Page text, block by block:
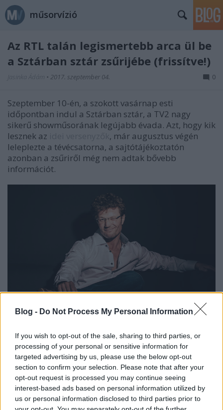
Blog - Do Not Process My Personal Information
If you wish to opt-out of the sale, sharing to third parties, or
processing of your personal or sensitive information for
targeted advertising by us, please use the below opt-out
section to confirm your selection. Please note that after your
opt-out request is processed you may continue seeing
interest-based ads based on personal information utilized by
us or personal information disclosed to third parties prior to
műsorvízió
Az RTL talán legismertebb arca ül be
a Sztárban sztár zsűrijébe (frissítve!)
• 2017. szeptember 04. 0
Szeptember 10-én, a szokott vasárnap esti
időpontban indul a Sztárban sztár, a TV2 nagy
sikerű showműsorának legújabb évada. Azt, hogy kik
lesznek az
, már augusztus végén
leleplezte a tévécsatorna, a sajtótájékoztatón
azonban a zsűriről még nem adtak bővebb
információt.
Ma azonban kiderült, hogy a korábban bejelentett
páros,
Liptai Claudia és Majoros Péter 'Majka'
mellé az RTL Klub egykoron talán legismertebb
műsorvezetője, a Válótársak főszereplőjét alakító
Stohl Andrásis csatlakozik -írjaa Comment:Com. A
negyedik zsűritag pedig a Supernem együttes
frontembere, Papp Szabolcslesz. A show
házigazdája Till Attila marad.